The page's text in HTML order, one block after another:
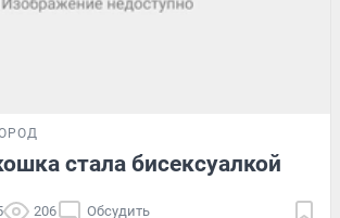
стала бисексуалкой
206 Обсудить